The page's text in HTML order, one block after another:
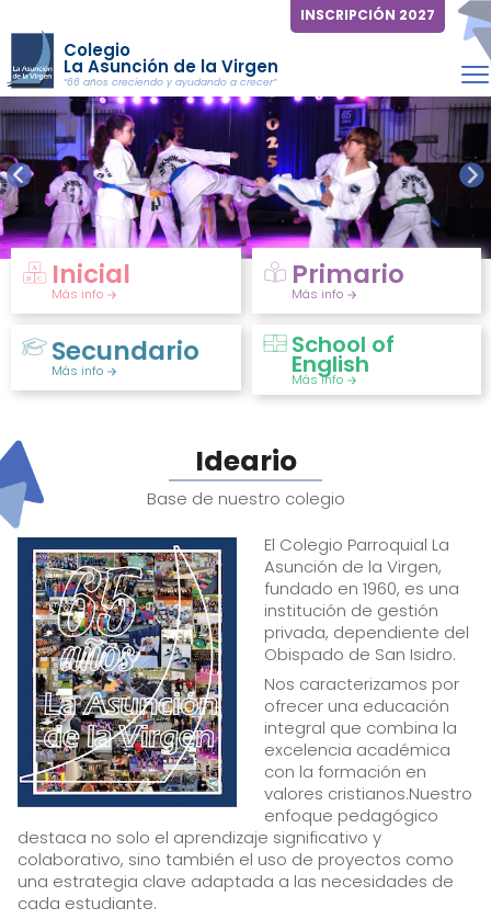
Colegio
La Asunción de la Virgen
“66 años creciendo y ayudando a crecer”
INSCRIPCIÓN 2027
Inicial
Más info
Primario
Más info
Secundario
Más info
School of
English
Más info
Ideario
Base de nuestro colegio
El Colegio Parroquial La
Asunción de la Virgen,
fundado en 1960, es una
institución de gestión
privada, dependiente del
Obispado de San Isidro.
Nos caracterizamos por
ofrecer una educación
integral que combina la
excelencia académica
con la formación en
valores cristianos.Nuestro
enfoque pedagógico
destaca no solo el aprendizaje significativo y
colaborativo, sino también el uso de proyectos como
una estrategia clave adaptada a las necesidades de
cada estudiante.